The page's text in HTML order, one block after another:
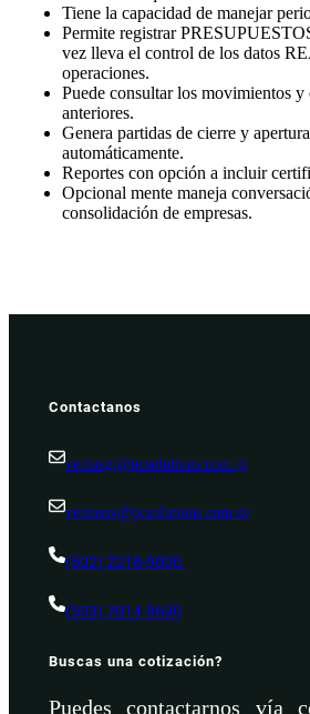
Tiene la capacidad de manejar
Permite registrar
vez lleva el control de los datos
operaciones.
Puede consultar los movimientos y
anteriores.
Genera partidas de cierre y
automáticamente.
Reportes con opción a incluir
Opcional mente maneja
consolidación de empresas.
Contactanos
ventasgt@pcsolutions.com.gt
ventassv@pcsolutions.com.sv
(502) 2218-9000
(503) 7014-8690
Buscas una cotización?
Puedes contactarnos vía